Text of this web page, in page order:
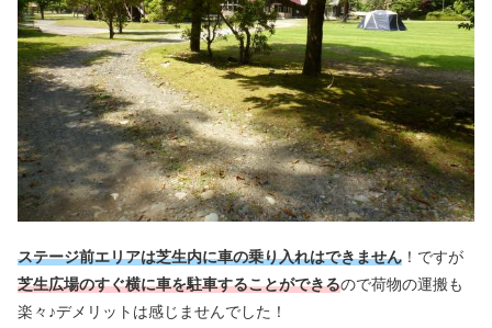
ステージ前エリアは芝生内に車の乗り入れはできません ！ですが
芝生広場のすぐ横に車を駐車することができるので荷物の運搬も
楽々♪デメリットは感じませんでした！